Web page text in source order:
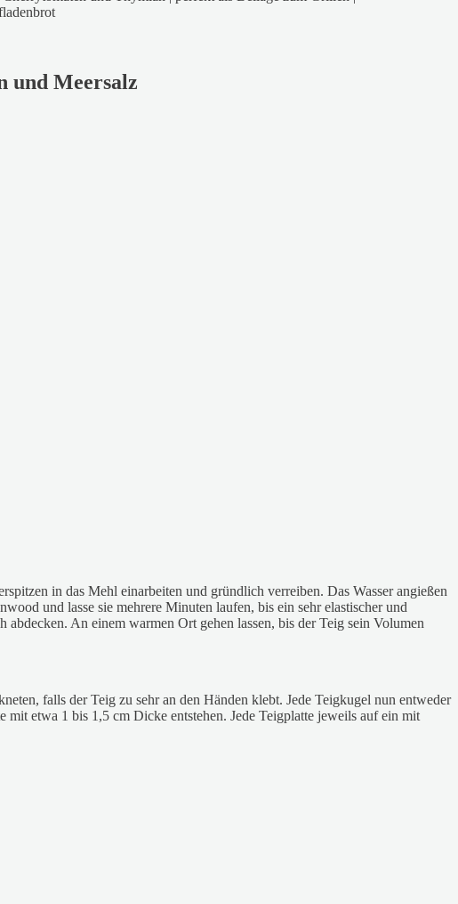
und Meersalz
in das Mehl einarbeiten und gründlich verreiben. Das Wasser angießen
und lasse sie mehrere Minuten laufen, bis ein sehr elastischer und
An einem warmen Ort gehen lassen, bis der Teig sein Volumen
falls der Teig zu sehr an den Händen klebt. Jede Teigkugel nun entweder
etwa 1 bis 1,5 cm Dicke entstehen. Jede Teigplatte jeweils auf ein mit